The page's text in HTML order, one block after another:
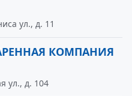
ул., д. 11
КОМПАНИЯ
ул., д. 104